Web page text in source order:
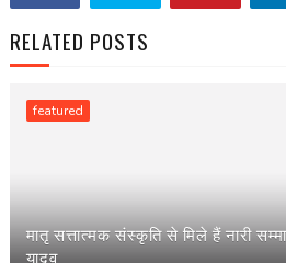
RELATED POSTS
featured
मातृ सत्तात्मक संस्कृति से मिले हैं नारी
यादव